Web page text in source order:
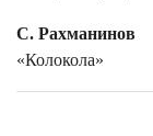
С. Рахманинов
«Колокола»